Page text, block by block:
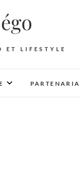
ET LIFESTYLE